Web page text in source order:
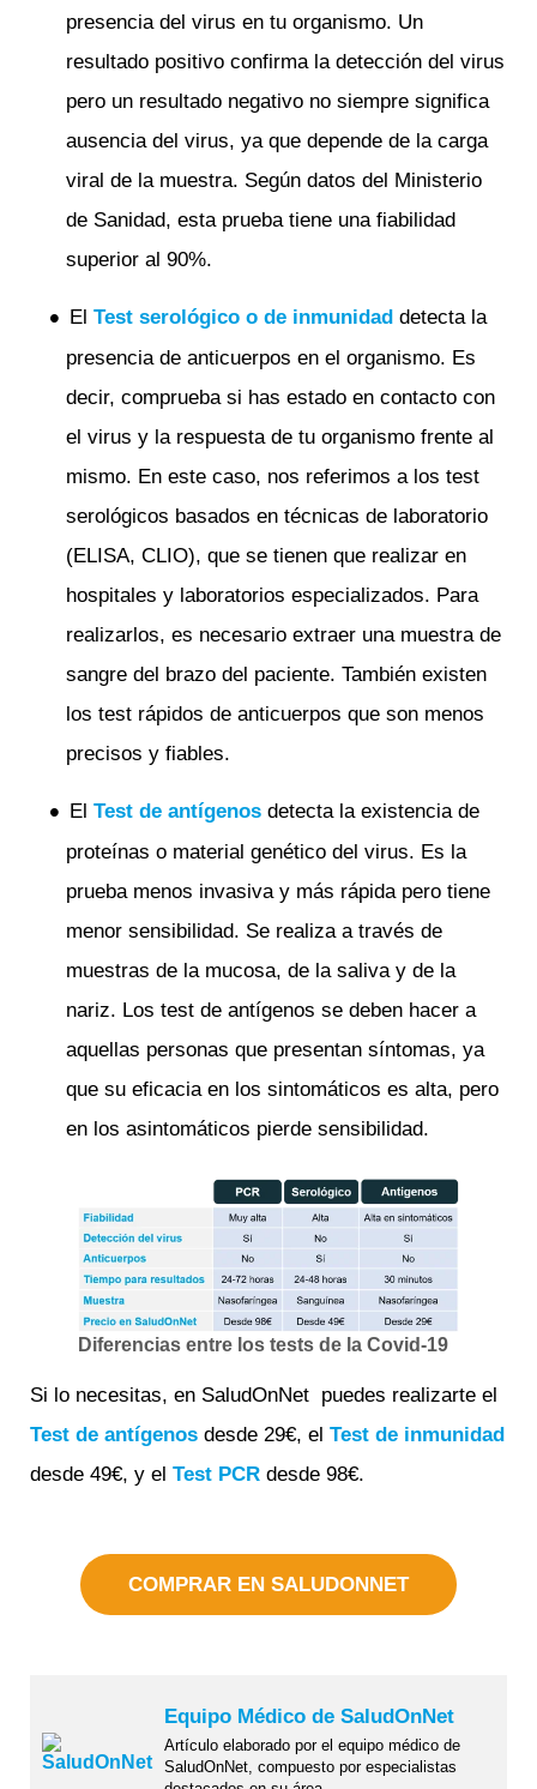
presencia del virus en tu organismo. Un
resultado positivo confirma la detección del virus
pero un resultado negativo no siempre significa
ausencia del virus, ya que depende de la carga
viral de la muestra. Según datos del Ministerio
de Sanidad, esta prueba tiene una fiabilidad
superior al 90%.
El Test serológico o de inmunidad detecta la
presencia de anticuerpos en el organismo. Es
decir, comprueba si has estado en contacto con
el virus y la respuesta de tu organismo frente al
mismo. En este caso, nos referimos a los test
serológicos basados en técnicas de laboratorio
(ELISA, CLIO), que se tienen que realizar en
hospitales y laboratorios especializados. Para
realizarlos, es necesario extraer una muestra de
sangre del brazo del paciente. También existen
los test rápidos de anticuerpos que son menos
precisos y fiables.
El Test de antígenosdetecta la existencia de
proteínas o material genético del virus. Es la
prueba menos invasiva y más rápida pero tiene
menor sensibilidad. Se realiza a través de
muestras de la mucosa, de la saliva y de la
nariz. Los test de antígenos se deben hacer a
aquellas personas que presentan síntomas, ya
que su eficacia en los sintomáticos es alta, pero
en los asintomáticos pierde sensibilidad.
Diferencias entre los tests de la Covid-19
Si lo necesitas, en SaludOnNet puedes realizarte el
Test de antígenos desde 29€, el Test de inmunidad
desde 49€, y el Test PCR desde 98€.
COMPRAR EN SALUDONNET
Equipo Médico de SaludOnNet
Artículo elaborado por el equipo médico de
SaludOnNet, compuesto por especialistas